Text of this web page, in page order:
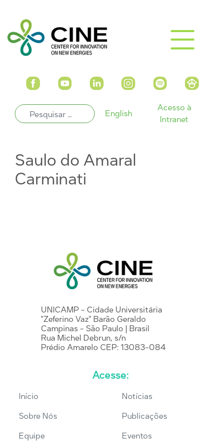
English
Acesso à
Intranet
Saulo do Amaral
Carminati
UNICAMP - Cidade Universitária
"Zeferino Vaz" Barão Geraldo
Campinas - São Paulo | Brasil
Rua Michel Debrun, s/n
Prédio Amarelo CEP: 13083-084
Acesse:
Início
Sobre Nós
Equipe
Notícias
Publicações
Eventos